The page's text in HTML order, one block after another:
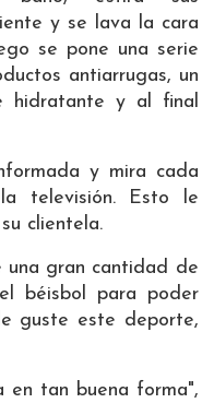
y se lava la cara
se pone una serie
antiarrugas, un
hidratante y al final
y mira cada
televisión. Esto le
clientela.
gran cantidad de
béisbol para poder
guste este deporte,
en tan buena forma",